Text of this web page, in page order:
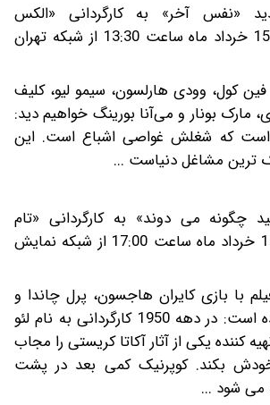
«نفس آخر» به کارگردانی «الکس
پارکینسون»، جمعه 15 خرداد ماه ساعت 13:30 از شبکه تهران
فین کول، وودی هارلسون، سیمو لیو، کلیف
مارک بونار و می‌آنا بورینگ خواهیم دید:
که شغلش غواصی اشباع است. این
ترین مشاغل دنیاست ...
چگونه می دوند» به کارگردانی «تام
جورج»، پنج شنبه 14 خرداد ماه ساعت 17:00 از شبکه نمایش
با بازی کایران هاجسون، پرل چاندا و
گریگوری کاکس آمده است: در دهه 1950 کارگردانی به نام لئو
کننده یکی از آثار آکاتا کریستی را مجاب
بکند. کوپرنیک کمی بعد در پشت
شود ...